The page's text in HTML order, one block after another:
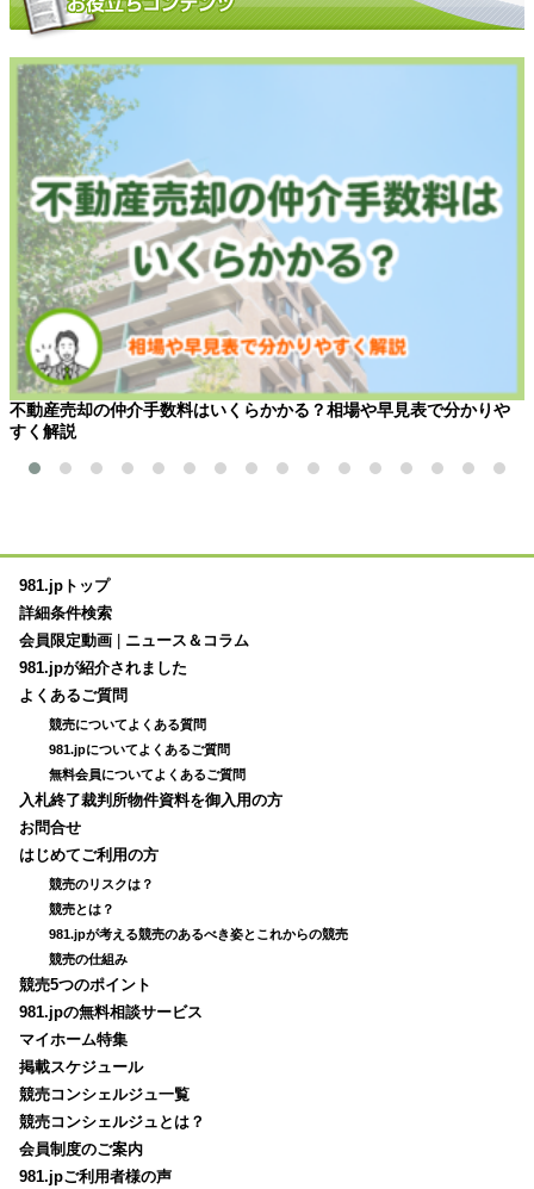
不動産売却の仲介手数料はいくらかかる？相場や早見表で分かりや
すく解説
981.jpトップ
詳細条件検索
会員限定動画
ニュース＆コラム
981.jpが紹介されました
よくあるご質問
競売についてよくある質問
981.jpについてよくあるご質問
無料会員についてよくあるご質問
入札終了裁判所物件資料を御入用の方
お問合せ
はじめてご利用の方
競売のリスクは？
競売とは？
981.jpが考える競売のあるべき姿とこれからの競売
競売の仕組み
競売5つのポイント
981.jpの無料相談サービス
マイホーム特集
掲載スケジュール
競売コンシェルジュ一覧
競売コンシェルジュとは？
会員制度のご案内
981.jpご利用者様の声